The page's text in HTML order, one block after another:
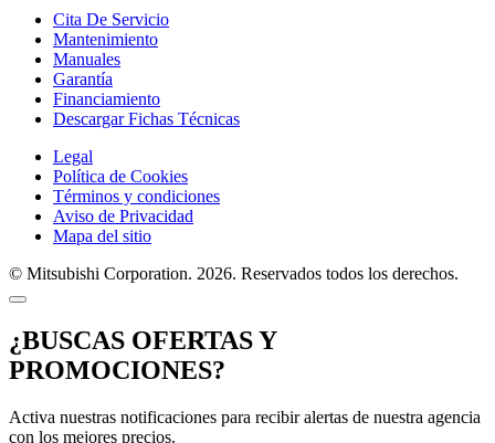
Cita De Servicio
Mantenimiento
Manuales
Garantía
Financiamiento
Descargar Fichas Técnicas
Legal
Política de Cookies
Términos y condiciones
Aviso de Privacidad
Mapa del sitio
© Mitsubishi Corporation. 2026. Reservados todos los derechos.
¿BUSCAS OFERTAS Y
PROMOCIONES?
Activa nuestras notificaciones para recibir alertas de nuestra agencia
con los mejores precios.